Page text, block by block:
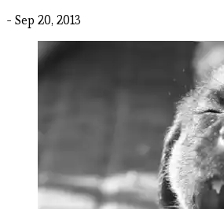
- Sep 20, 2013